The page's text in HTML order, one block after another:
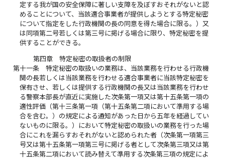
定する我が国の安全保障に著しい支障を及ぼすおそれがないと認
めることについて、当該適合事業者が提供しようとする特定秘密
について指定をした行政機関の長の同意を得た場合に限る。）又
は同項第二号若しくは第三号に掲げる場合に限り、特定秘密を提
供することができる。
第四章 特定秘密の取扱者の制限
第十一条
特定秘密の取扱いの業務は、当該業務を行わせる行政機
関の長若しくは当該業務を行わせる適合事業者に当該特定秘密を
保有させ、若しくは提供する行政機関の長又は当該業務を行わせ
る警察本部長が直近に実施した次条第一項又は第十五条第一項の
適性評価（第十三条第一項（第十五条第二項において準用する場
合を含む。）の規定による通知があった日から五年を経過してい
ないものに限る。）において特定秘密の取扱いの業務を行った場
合にこれを漏らすおそれがないと認められた者（次条第一項第三
号又は第十五条第一項第三号に掲げる者として次条第三項又は第
十五条第二項において読み替えて準用する次条第三項の規定によ